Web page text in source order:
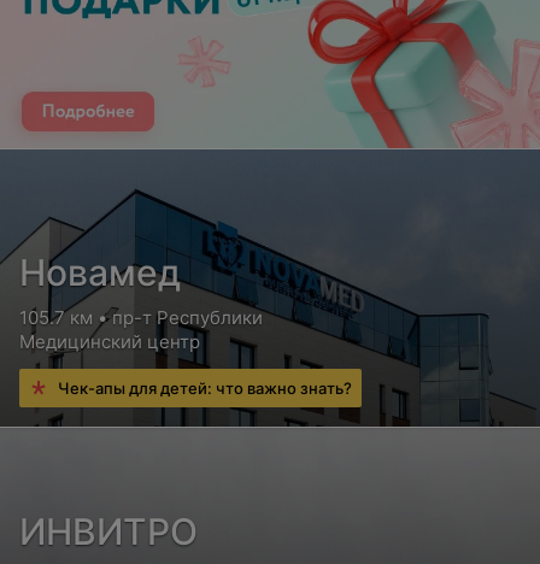
Новамед
105.7 км • пр-т Республики
Медицинский центр
Чек-апы для детей: что важно знать?
ИНВИТРО